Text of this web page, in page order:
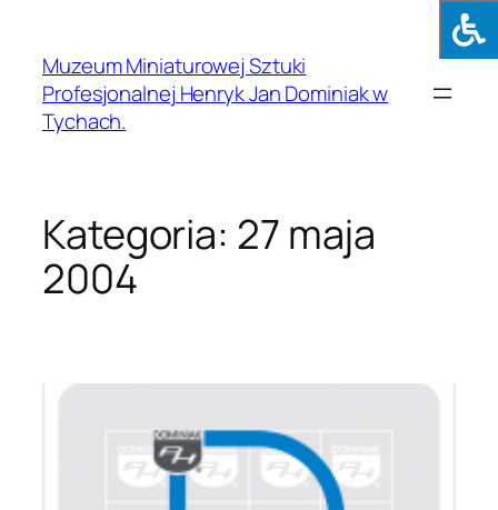
Muzeum Miniaturowej Sztuki
Profesjonalnej Henryk Jan Dominiak w
Tychach.
Kategoria: 27 maja
2004